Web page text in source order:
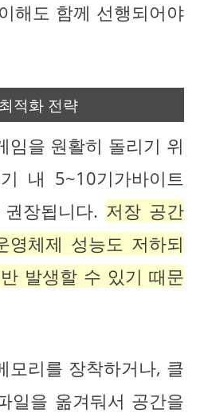
해도 함께 선행되어야
적화 전략
임을 원활히 돌리기 위
내 5~10기가바이트
장됩니다. 저장 공간
영체제 성능도 저하되
발생할 수 있기 때문
모리를 장착하거나, 클
일을 옮겨둬서 공간을